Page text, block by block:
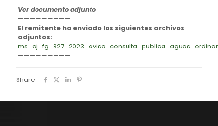
Ver documento adjunto
—————————
El remitente ha enviado los siguientes archivos
adjuntos:
—————————
Share